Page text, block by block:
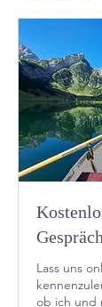
Lass uns
ob ich und